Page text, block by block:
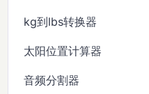
kg到lbs转换器
太阳位置计算器
音频分割器